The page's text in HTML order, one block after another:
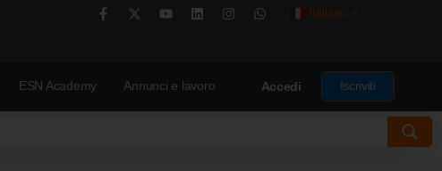
Italiano
ESN Academy Annunci e lavoro Accedi Iscriviti